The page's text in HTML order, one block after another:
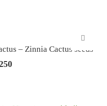
– Zinnia Cactus seeds